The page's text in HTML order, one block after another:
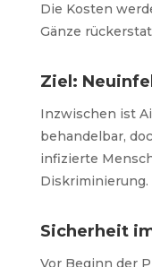
Die Kosten
Gänze
Ziel:
Inzwischen ist
behandelbar,
infizierte
Diskriminierung.
Sicherheit
Vor Beginn der